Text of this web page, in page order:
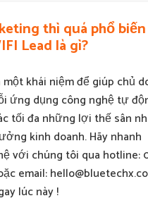
thì quá phổ biến
Lead là gì?
một khái niệm để giúp chủ
ứng dụng công nghệ tự
tối đa những lợi thế sân
kinh doanh. Hãy nhanh
với chúng tôi qua hotline:
email:
lúc này !